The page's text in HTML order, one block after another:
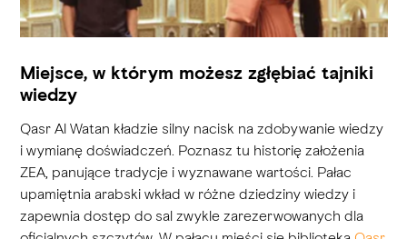
Miejsce, w którym możesz zgłębiać tajniki
wiedzy
Qasr Al Watan kładzie silny nacisk na zdobywanie wiedzy
i wymianę doświadczeń. Poznasz tu historię założenia
ZEA, panujące tradycje i wyznawane wartości. Pałac
upamiętnia arabski wkład w różne dziedziny wiedzy i
zapewnia dostęp do sal zwykle zarezerwowanych dla